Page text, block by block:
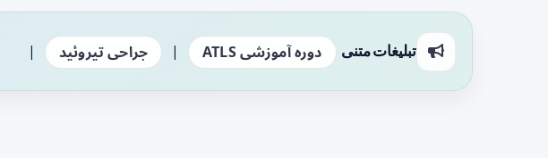
تبلیغات متنی دوره آموزشی ATLS | جراحی تیروئید |